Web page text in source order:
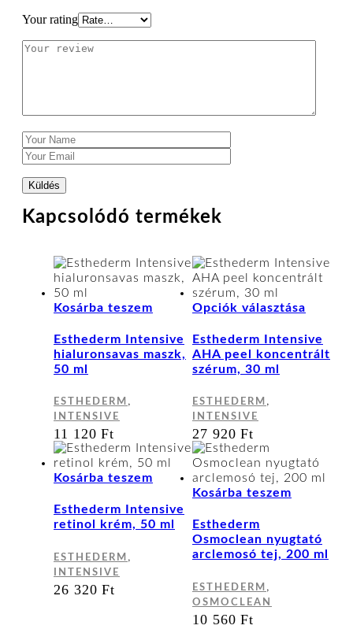
Your rating
Kapcsolódó termékek
Kosárba teszem
Esthederm Intensive
hialuronsavas maszk,
50 ml
ESTHEDERM ,
INTENSIVE
11 120Ft
Opciók választása
több
ki
Esthederm Intensive
AHA peel koncentrált
szérum, 30 ml
ESTHEDERM ,
INTENSIVE
27 920Ft
Kosárba teszem
Esthederm Intensive
retinol krém, 50 ml
ESTHEDERM ,
INTENSIVE
26 320Ft
Kosárba teszem
Esthederm
Osmoclean nyugtató
arclemosó tej, 200 ml
ESTHEDERM ,
OSMOCLEAN
10 560Ft